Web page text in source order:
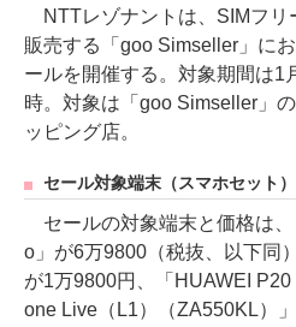
NTTレゾナントは、SIMフリ
販売する「goo Simseller」に
ールを開催する。対象期間は1
時。対象は「goo Simseller」
ッピング店。
セール対象端末（スマホセット）
セールの対象端末と価格は
o」が6万9800（税抜、以下同
が1万9800円、「HUAWEI
one Live（L1）（ZA550KL）